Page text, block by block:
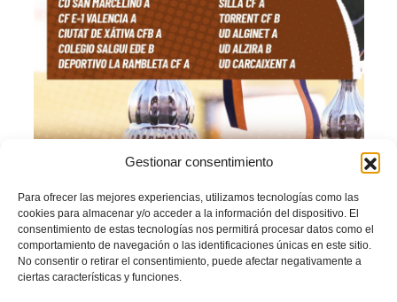
Gestionar consentimiento
Para ofrecer las mejores experiencias, utilizamos tecnologías como las
cookies para almacenar y/o acceder a la información del dispositivo. El
consentimiento de estas tecnologías nos permitirá procesar datos como el
comportamiento de navegación o las identificaciones únicas en este sitio.
No consentir o retirar el consentimiento, puede afectar negativamente a
ciertas características y funciones.
Grup 4
PINCHA AQUÍ para ver el calendario del Grup 4